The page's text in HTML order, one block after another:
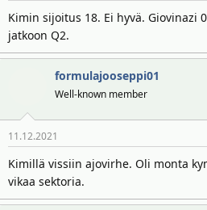
Kimin sijoitus 18. Ei hyvä. Giovinazi
jatkoon Q2.
formulajooseppi01
Well-known member
11.12.2021
Kimillä vissiin ajovirhe. Oli monta
vikaa sektoria.